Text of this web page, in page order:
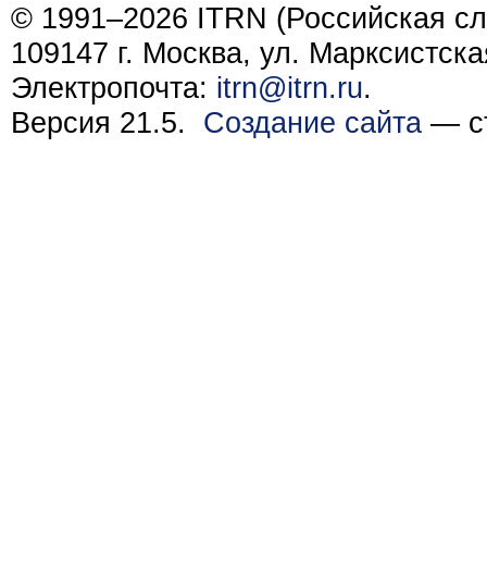
© 1991–2026 ITRN (Российская
109147 г. Москва, ул.
Электропочта: itrn@itrn.ru.
Версия 21.5. Создание сайта —